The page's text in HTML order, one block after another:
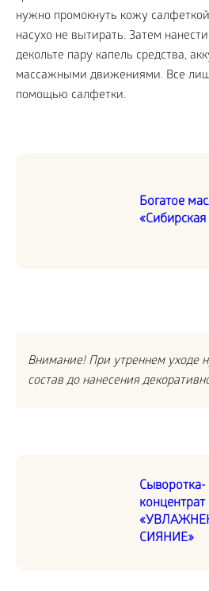
нужно промокнуть кожу
насухо не вытирать. Затем
декольте пару капель средства,
массажными движениями. Все
помощью салфетки.
Богатое
«Сибирская
Внимание! При утреннем уходе
состав до нанесения
Сыворотка-
концентрат
СИЯНИЕ»